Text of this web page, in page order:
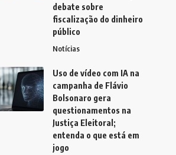
debate sobre
fiscalização do dinheiro
público
Notícias
Uso de vídeo com IA na
campanha de Flávio
Bolsonaro gera
questionamentos na
Justiça Eleitoral;
entenda o que está em
jogo